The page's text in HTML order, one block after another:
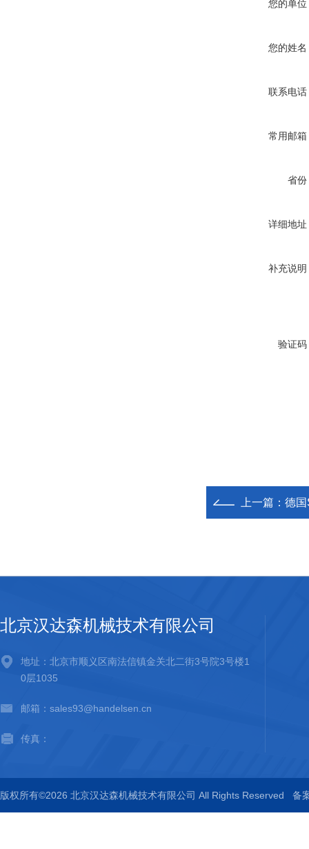
您的单位
您的姓名
联系电话
常用邮箱
省份
详细地址
补充说明
验证码
上一篇： 德
北京汉达森机械技术有限公司
地址：北京市顺义区南法信镇金关北二街3号院3号楼1
0层1035
邮箱：sales93@handelsen.cn
传真：
版权所有©2026 北京汉达森机械技术有限公司 All Rights Reserved 备